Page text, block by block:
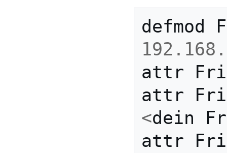
defmod
attr
attr
<dein
attr